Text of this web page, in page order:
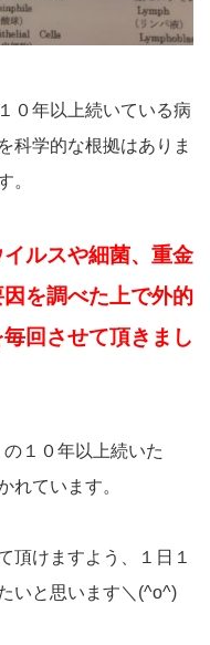
０年以上続いている病
科学的な根拠はありま
。
ルスや細菌、重金
を調べた上で外的
回させて頂きまし
１０年以上続いた
れています。
頂けますよう、１日１
いと思います＼(^o^)